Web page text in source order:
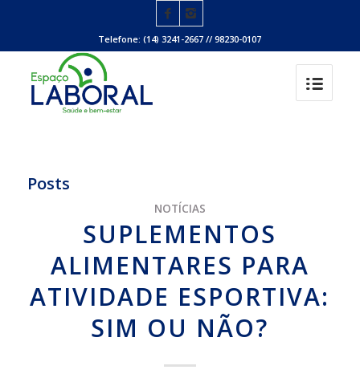
Telefone: (14) 3241-2667 // 98230-0107
Posts
NOTÍCIAS
SUPLEMENTOS
ALIMENTARES PARA
ATIVIDADE ESPORTIVA:
SIM OU NÃO?